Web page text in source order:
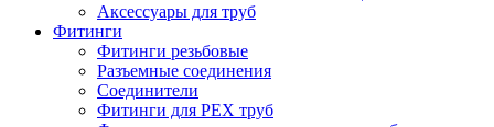
Аксессуары для труб
Фитинги
Фитинги резьбовые
Разъемные соединения
Соединители
Фитинги для PEX труб